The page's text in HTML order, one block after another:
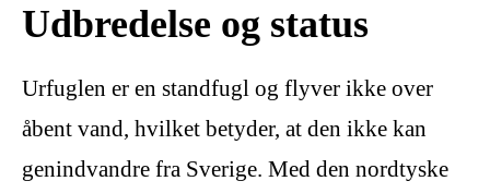
Udbredelse og status
Urfuglen er en standfugl og flyver ikke over
åbent vand, hvilket betyder, at den ikke kan
genindvandre fra Sverige. Med den nordtyske